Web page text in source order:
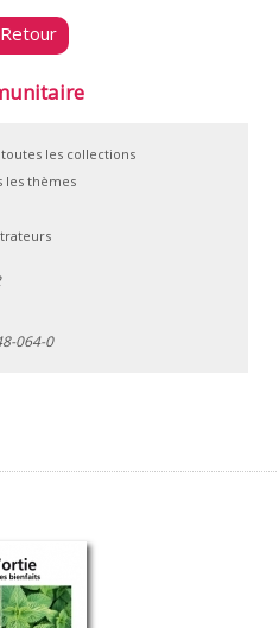
Retour
les collections
les thèmes
064-0